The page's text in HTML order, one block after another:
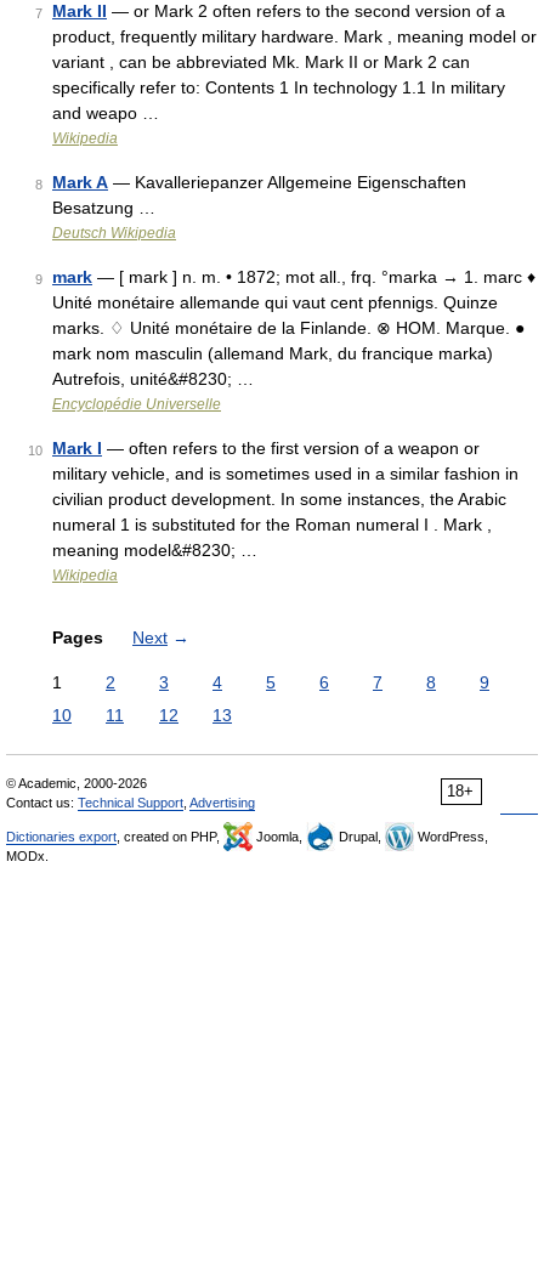
7 Mark II — or Mark 2 often refers to the second version of a
product, frequently military hardware. Mark , meaning model or
variant , can be abbreviated Mk. Mark II or Mark 2 can
specifically refer to: Contents 1 In technology 1.1 In military
and weapo …
Wikipedia
8 Mark A — Kavalleriepanzer Allgemeine Eigenschaften
Besatzung …
Deutsch Wikipedia
9 mark — [ mark ] n. m. • 1872; mot all., frq. °marka → 1. marc ♦
Unité monétaire allemande qui vaut cent pfennigs. Quinze
marks. ♢ Unité monétaire de la Finlande. ⊗ HOM. Marque. ●
mark nom masculin (allemand Mark, du francique marka)
Autrefois, unité&#8230; …
Encyclopédie Universelle
10 Mark I — often refers to the first version of a weapon or
military vehicle, and is sometimes used in a similar fashion in
civilian product development. In some instances, the Arabic
numeral 1 is substituted for the Roman numeral I . Mark ,
meaning model&#8230; …
Wikipedia
Pages Next →
1 2 3 4 5 6 7 8
9
10
11 12 13
18+
© Academic, 2000-2026
Contact us: Technical Support Advertising
Dictionaries export , created on PHP, Joomla, Drupal,
WordPress,
MODx.